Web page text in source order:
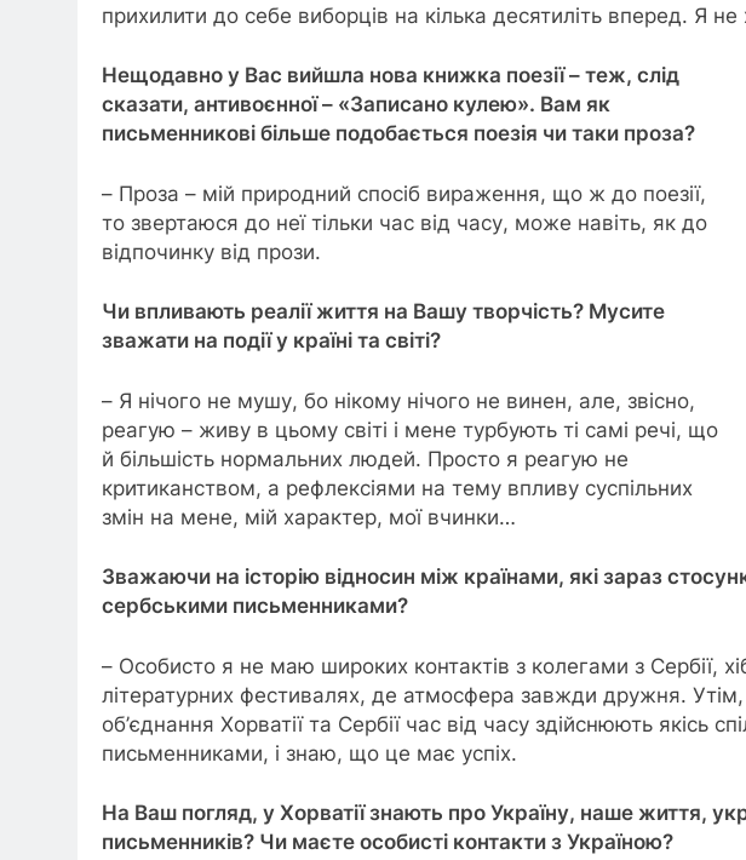
прихилити до себе виборців на кілька десятиліть вперед. Я
Нещодавно у Вас вийшла нова книжка поезії – теж, слід
сказати, антивоєнної – «Записано кулею». Вам як
письменникові більше подобається поезія чи таки проза?
– Проза – мій природний спосіб вираження, що ж до поезії,
то звертаюся до неї тільки час від часу, може навіть, як до
відпочинку від прози.
Чи впливають реалії життя на Вашу творчість? Мусите
зважати на події у країні та світі?
– Я нічого не мушу, бо нікому нічого не винен, але, звісно,
реагую – живу в цьому світі і мене турбують ті самі речі, що
й більшість нормальних людей. Просто я реагую не
критиканством, а рефлексіями на тему впливу суспільних
змін на мене, мій характер, мої вчинки…
Зважаючи на історію відносин між країнами, які зараз
сербськими письменниками?
– Особисто я не маю широких контактів з колегами з Сербії,
літературних фестивалях, де атмосфера завжди дружня.
об’єднання Хорватії та Сербії час від часу здійснюють якісь
письменниками, і знаю, що це має успіх.
На Ваш погляд, у Хорватії знають про Україну, наше життя,
письменників? Чи маєте особисті контакти з Україною?